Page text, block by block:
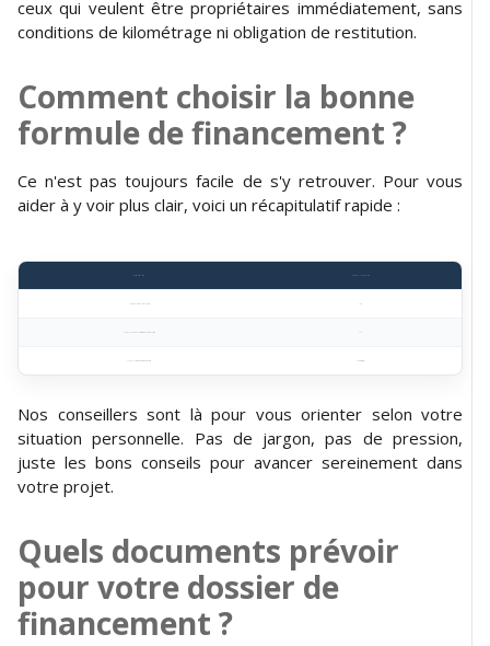
ceux qui veulent être propriétaires immédiatement, sans
conditions de kilométrage ni obligation de restitution.
Comment choisir la bonne
formule de financement ?
Ce n'est pas toujours facile de s'y retrouver. Pour vous
aider à y voir plus clair, voici un récapitulatif rapide :
Nos conseillers sont là pour vous orienter selon votre
situation personnelle. Pas de jargon, pas de pression,
juste les bons conseils pour avancer sereinement dans
votre projet.
Quels documents prévoir
pour votre dossier de
financement ?